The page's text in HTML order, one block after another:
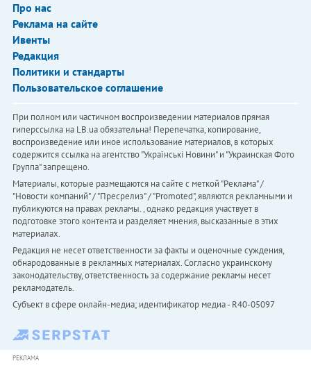
Про нас
Реклама на сайте
Ивенты
Редакция
Политики и стандарты
Пользовательское соглашение
При полном или частичном воспроизведении материалов прямая
гиперссылка на LB.ua обязательна! Перепечатка, копирование,
воспроизведение или иное использование материалов, в которых
содержится ссылка на агентство "Українськi Новини" и "Украинская Фото
Группа" запрещено.
Материалы, которые размещаются на сайте с меткой "Реклама" /
"Новости компаний" / "Пресрелиз" / "Promoted", являются рекламными и
публикуются на правах рекламы. , однако редакция участвует в
подготовке этого контента и разделяет мнения, высказанные в этих
материалах.
Редакция не несет ответственности за факты и оценочные суждения,
обнародованные в рекламных материалах. Согласно украинскому
законодательству, ответственность за содержание рекламы несет
рекламодатель.
Субъект в сфере онлайн-медиа; идентификатор медиа - R40-05097
РЕКЛАМА